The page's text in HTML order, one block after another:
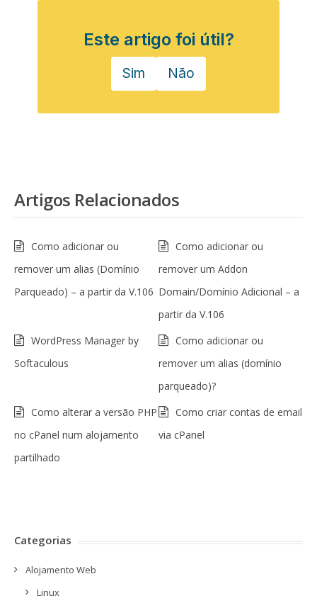
Este artigo foi útil?
Sim Não
Artigos Relacionados
Como adicionar ou
remover um alias (Domínio
Parqueado) – a partir da V.106
Como adicionar ou
remover um Addon
Domain/Domínio Adicional – a
partir da V.106
WordPress Manager by
Softaculous
Como adicionar ou
remover um alias (domínio
parqueado)?
Como alterar a versão PHP
no cPanel num alojamento
partilhado
Como criar contas de email
via cPanel
Categorias
Alojamento Web
Linux